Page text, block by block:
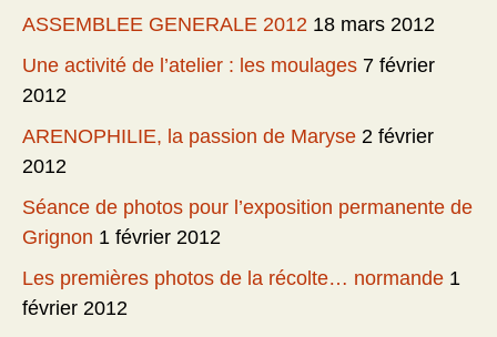
ASSEMBLEE GENERALE 2012 18 mars 2012
Une activité de l’atelier : les moulages 7 février
2012
ARENOPHILIE, la passion de Maryse 2 février
2012
Séance de photos pour l’exposition permanente de
Grignon 1 février 2012
Les premières photos de la récolte… normande 1
février 2012